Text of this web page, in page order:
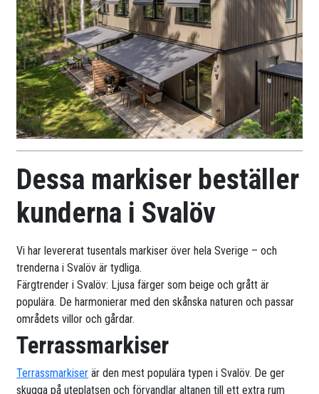
Dessa markiser beställer
kunderna i Svalöv
Vi har levererat tusentals markiser över hela Sverige – och
trenderna i Svalöv är tydliga.
Färgtrender i Svalöv: Ljusa färger som beige och grått är
populära. De harmonierar med den skånska naturen och passar
områdets villor och gårdar.
Terrassmarkiser
Terrassmarkiser är den mest populära typen i Svalöv. De ger
skugga på uteplatsen och förvandlar altanen till ett extra rum